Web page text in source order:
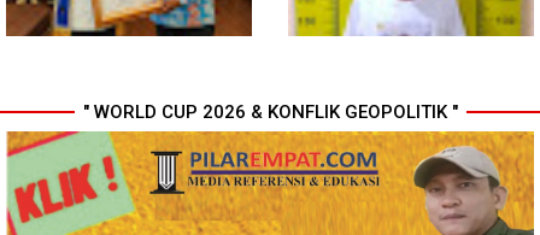
Wali Kota Medan Dikukuhkan
Jadi Duta Penggerak Ayah
Teladan, Rico Waas: Jabatan
Tertinggi Pria Dalam Keluarga
Polresta Deli Serdang Bekuk
Dua orang Pengedar Narkoba
di Pagar Merbau
" WORLD CUP 2026 & KONFLIK GEOPOLITIK "